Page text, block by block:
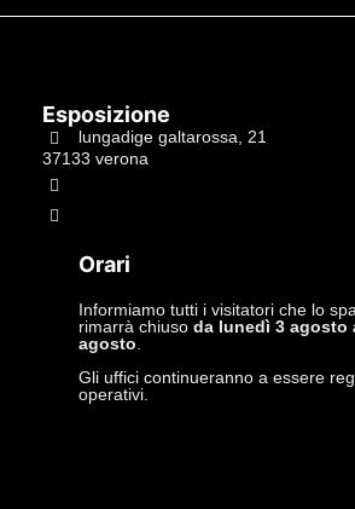
Esposizione
lungadige galtarossa, 21
37133 verona
Orari
Informiamo tutti i visitatori che lo
rimarrà chiuso da lunedì 3 agosto
agosto
Gli uffici continueranno a essere
operativi.